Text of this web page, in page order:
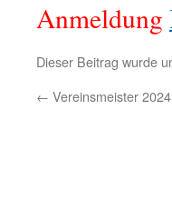
Anmeldung
Dieser Beitrag wurde
← Vereinsmeister